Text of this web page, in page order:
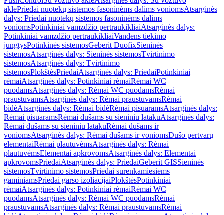
aklePriedai nuotekų sistemos fasoninėms dalims voniomsAtsarginės
dalys: Priedai nuotekų sistemos fasoninėms dalims
voniomsPotinkiniai vamzdžio pertraukikliaiAtsarginės dalys:
Potinkiniai vamzdžio pertraukikliaiVandens tiekimo
jungtysPotinkinės sistemosGeberit DuofixSieninės
sistemosAtsarginės dalys: Sieninės sistemosTvirtinimo
sistemosAtsarginės dalys: Tvirtinimo
sistemosPlokštėsPriedaiAtsarginės dalys: PriedaiPotinkiniai
rėmaiAtsarginės dalys: Potinkiniai rėmaiRėmai WC
puodamsAtsarginės dalys: Rėmai WC puodamsRėmai
praustuvamsAtsarginės dalys: Rėmai praustuvamsRėmai
bidėAtsarginės dalys: Rėmai bidėRėmai pisuaramsAtsarginės dalys:
Rėmai pisuaramsRėmai dušams su sieniniu latakuAtsarginės dalys:
Rėmai dušams su sieniniu latakuRėmai dušams ir
voniomsAtsarginės dalys: Rėmai dušams ir voniomsDušo pertvarų
elementaiRėmai plautuvėmsAtsarginės dalys: Rėmai
plautuvėmsElementai apkrovomsAtsarginės dalys: Elementai
apkrovomsPriedaiAtsarginės dalys: PriedaiGeberit GISSieninės
sistemosTvirtinimo sistemosPriedai surenkamiesiems
gaminiamsPriedai garso izoliacijaiPlokštėsPotinkiniai
rėmaiAtsarginės dalys: Potinkiniai rėmaiRėmai WC
puodamsAtsarginės dalys: Rėmai WC puodamsRėmai
praustuvamsAtsarginės dalys: Rėmai praustuvamsRėmai